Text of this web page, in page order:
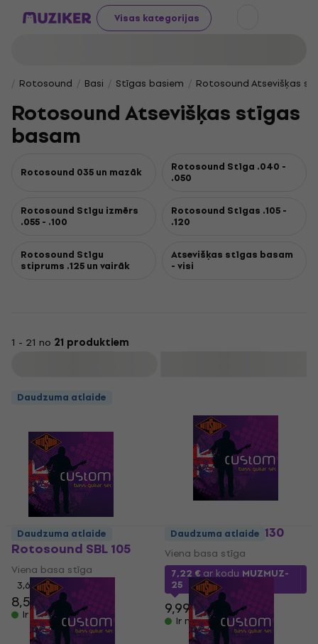
Visas kategorijas
Rotosound Basi Stīgas basiem Rotosound Atsevišķas
Rotosound Atsevišķas stīgas
basam
Rotosound 035 un mazāk Rotosound Stīga .040 -
.050
Rotosound Stīgu izmērs
.055 - .100
Rotosound Stīgas .105 -
.120
Rotosound Stīgu
stiprums .125 un vairāk
Atsevišķas stīgas basam
- visi
1 - 21 no 21 produktiem
Daudzuma atlaide
Rotosound SBL 105
Viena basa stīga
3,6/5
8,59 €
Ir noliktavā
Rotosound SBL 130
Viena basa stīga
7,22 € ar kodu MUZMUZ-
25
9,99 €
Ir noliktavā
Daudzuma atlaide Daudzuma atlaide